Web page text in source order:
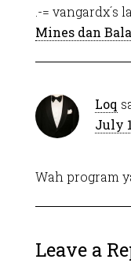
.-= vangardx´s
Mines dan
Loq
July
Wah program
Leave a